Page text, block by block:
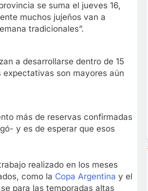
se suma el jueves 16,
muchos jujeños van a
tradicionales”.
a desarrollarse dentro de 15
expectativas son mayores aún
más de reservas confirmadas
y es de esperar que esos
realizado en los meses
como la Copa Argentina y el
para las temporadas altas